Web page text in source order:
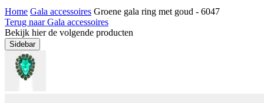
Home Gala accessoires Groene gala ring met goud - 6047
Terug naar Gala accessoires
Bekijk hier de volgende producten
Sidebar